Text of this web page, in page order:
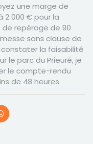
une marge de
2 000 € pour la
repérage de 90
sans clause de
constater la faisabilité
le parc du Prieuré, je
le compte-rendu
de 48 heures.